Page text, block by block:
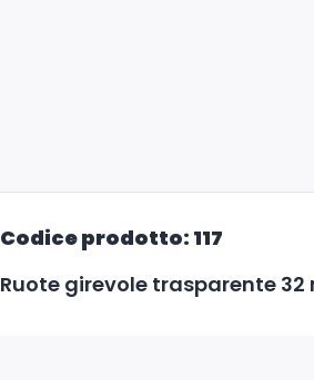
Codice prodotto: 117
Ruote girevole trasparente